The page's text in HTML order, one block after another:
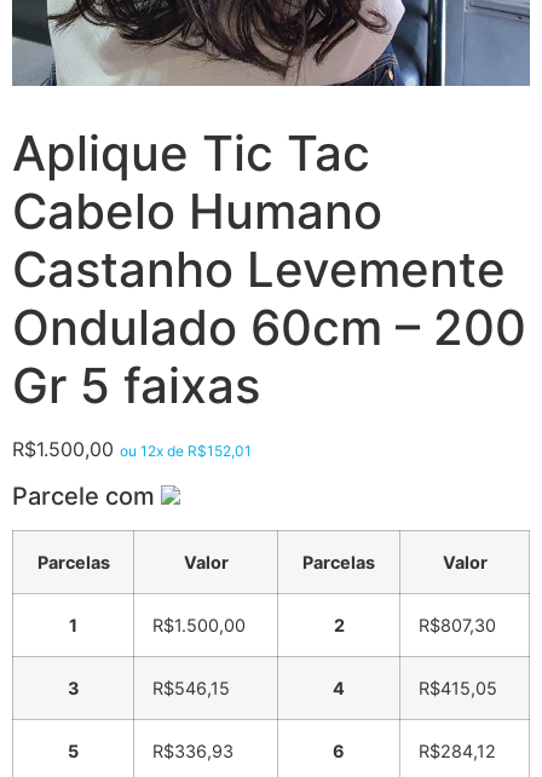
Aplique Tic Tac
Cabelo Humano
Castanho Levemente
Ondulado 60cm – 200
Gr 5 faixas
R$1.500,00 ou 12x de R$152,01
Parcele com
Parcelas Valor Parcelas Valor
1 R$1.500,00 2 R$807,30
3 R$546,15 4 R$415,05
5 R$336,93 6 R$284,12